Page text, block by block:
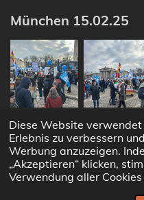
Diese Website verwendet
Erlebnis zu verbessern
Werbung anzuzeigen.
„Akzeptieren“ klicken,
Verwendung aller Cookies
München 15.02.25